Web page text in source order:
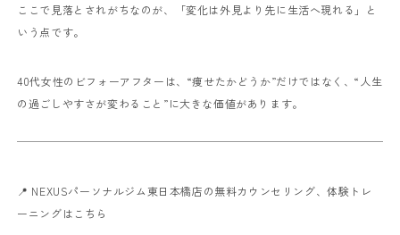
ここで見落とされがちなのが、「変化は外見より先に生活へ現れる」と
いう点です。
40代女性のビフォーアフターは、“痩せたかどうか”だけではなく、“人生
の過ごしやすさが変わること”に大きな価値があります。
📍 NEXUSパーソナルジム東日本橋店の無料カウンセリング、体験トレ
ーニングはこちら